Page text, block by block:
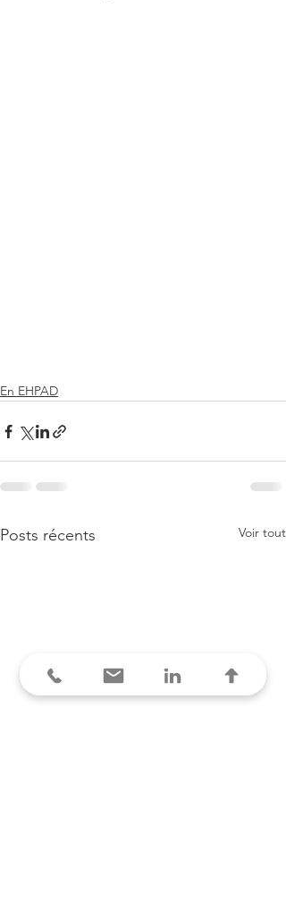
En EHPAD
Posts récents Voir tout